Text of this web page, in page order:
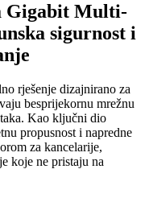
Gigabit Multi-
sigurnost i
rješenje dizajnirano za
besprijekornu mrežnu
Kao ključni dio
propusnost i napredne
za kancelarije,
koje ne pristaju na